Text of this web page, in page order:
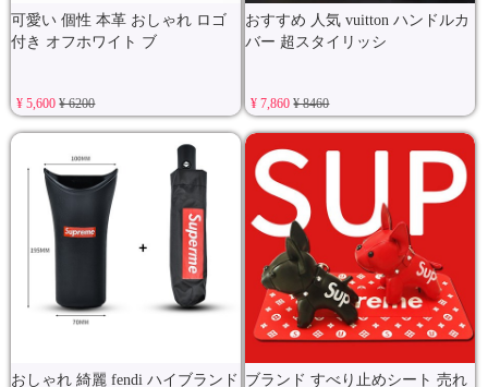
可愛い 個性 本革 おしゃれ ロゴ
付き オフホワイト ブ
¥ 5,600¥ 6200
おすすめ 人気 vuitton ハンドルカ
バー 超スタイリッシ
¥ 7,860¥ 8460
おしゃれ 綺麗 fendi ハイブランド ブランド すべり止めシート 売れ